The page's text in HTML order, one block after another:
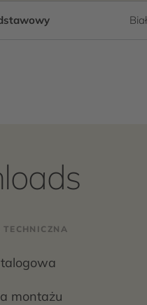
TECHNICZNA
montażu